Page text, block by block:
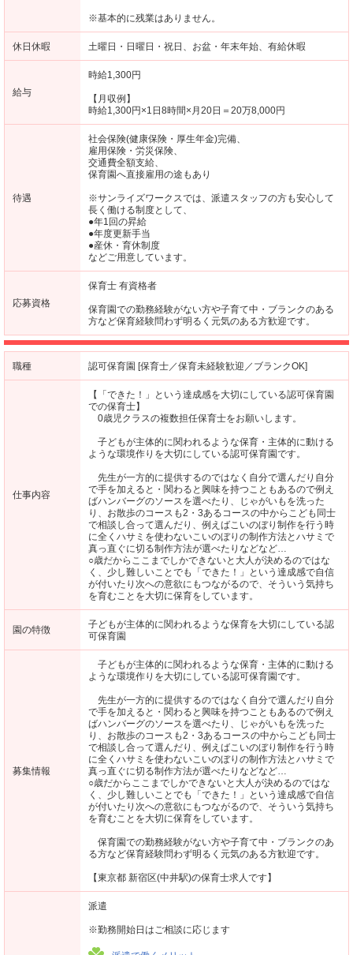
※基本的に残業はありません。
休日休暇 土曜日・日曜日・祝日、お盆・年末年始、有給休暇
給与
時給1,300円
【月収例】
時給1,300円×1日8時間×月20日＝20万8,000円
待遇
社会保険(健康保険・厚生年金)完備、
雇用保険・労災保険、
交通費全額支給、
保育園へ直接雇用の途もあり
※サンライズワークスでは、派遣スタッフの方も安心して
長く働ける制度として、
●年1回の昇給
●年度更新手当
●産休・育休制度
などご用意しています。
応募資格
保育士 有資格者
保育園での勤務経験がない方や子育て中・ブランクのある
方など保育経験問わず明るく元気のある方歓迎です。
職種 認可保育園 [保育士／保育未経験歓迎／ブランクOK]
仕事内容
【「できた！」という達成感を大切にしている認可保育園
での保育士】
0歳児クラスの複数担任保育士をお願いします。
子どもが主体的に関われるような保育・主体的に動ける
ような環境作りを大切にしている認可保育園です。
先生が一方的に提供するのではなく自分で選んだり自分
で手を加えると・関わると興味を持つこともあるので例え
ばハンバーグのソースを選べたり、じゃがいもを洗った
り、お散歩のコースも2・3あるコースの中からこども同士
で相談し合って選んだり、例えばこいのぼり制作を行う時
に全くハサミを使わないこいのぼりの制作方法とハサミで
真っ直ぐに切る制作方法が選べたりなどなど…
○歳だからここまでしかできないと大人が決めるのではな
く、少し難しいことでも「できた！」という達成感で自信
が付いたり次への意欲にもつながるので、そういう気持ち
を育むことを大切に保育をしています。
園の特徴
子どもが主体的に関われるような保育を大切にしている認
可保育園
募集情報
子どもが主体的に関われるような保育・主体的に動ける
ような環境作りを大切にしている認可保育園です。
先生が一方的に提供するのではなく自分で選んだり自分
で手を加えると・関わると興味を持つこともあるので例え
ばハンバーグのソースを選べたり、じゃがいもを洗った
り、お散歩のコースも2・3あるコースの中からこども同士
で相談し合って選んだり、例えばこいのぼり制作を行う時
に全くハサミを使わないこいのぼりの制作方法とハサミで
真っ直ぐに切る制作方法が選べたりなどなど…
○歳だからここまでしかできないと大人が決めるのではな
く、少し難しいことでも「できた！」という達成感で自信
が付いたり次への意欲にもつながるので、そういう気持ち
を育むことを大切に保育をしています。
保育園での勤務経験がない方や子育て中・ブランクのあ
る方など保育経験問わず明るく元気のある方歓迎です。
【東京都 新宿区(中井駅)の保育士求人です】
派遣
※勤務開始日はご相談に応じます